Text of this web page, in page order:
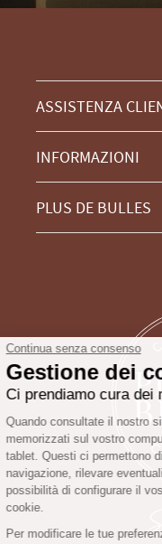
ASSISTENZA
INFORMAZIONI
PLUS DE BULLES
Continua senza consenso
Gestione dei
Ci prendiamo cura
Quando consultate il
memorizzati sul vostro
tablet. Questi ci
navigazione, rilevare
possibilità di configurare il
cookie.
Per modificare le tue